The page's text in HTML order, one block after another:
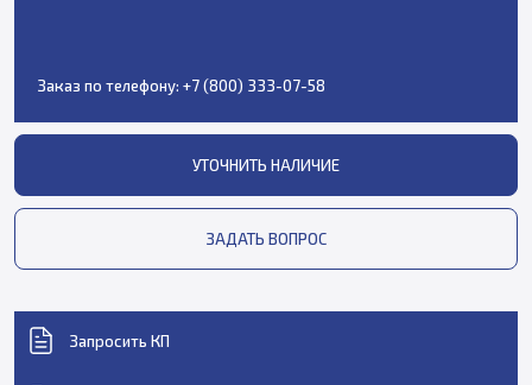
Заказ по телефону: +7 (800) 333-07-58
УТОЧНИТЬ НАЛИЧИЕ
ЗАДАТЬ ВОПРОС
Запросить КП